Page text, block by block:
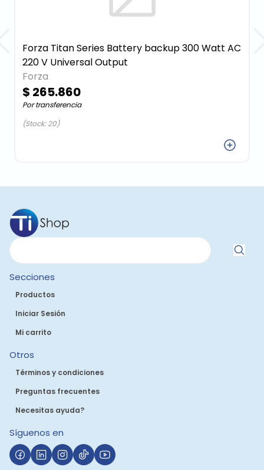
Forza Titan Series Battery backup 300 Watt AC
220 V Universal Output
Forza
$ 265.860
Por transferencia
(Stock: 20)
Secciones
Productos
Iniciar Sesión
Mi carrito
Otros
Términos y condiciones
Preguntas frecuentes
Necesitas ayuda?
Síguenos en